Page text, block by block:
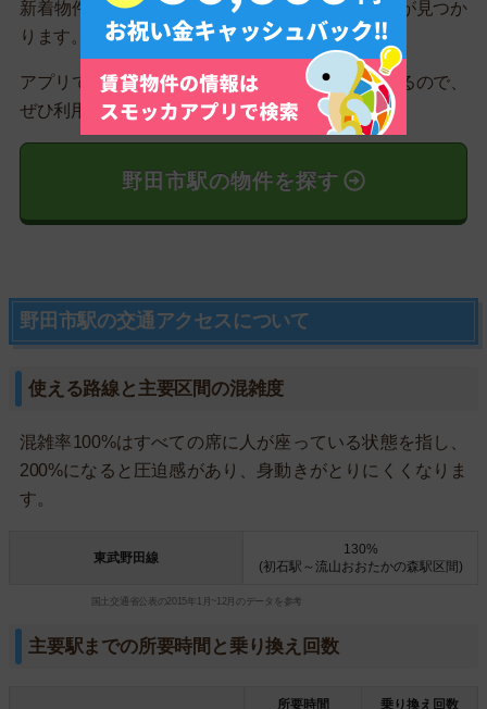
新着物件を毎日更新しているので、理想のお部屋が見つか
ります。
アプリでいつでもどこでも簡単に住まいをさがせるので、
ぜひ利用してみてください。
野田市駅の物件を探す
野田市駅の交通アクセスについて
使える路線と主要区間の混雑度
混雑率100%はすべての席に人が座っている状態を指し、
200%になると圧迫感があり、身動きがとりにくくなりま
す。
東武野田線
130%
(初石駅～流山おおたかの森駅区間)
国土交通省公表の2015年1月~12月のデータを参考
主要駅までの所要時間と乗り換え回数
所要時間 乗り換え回数